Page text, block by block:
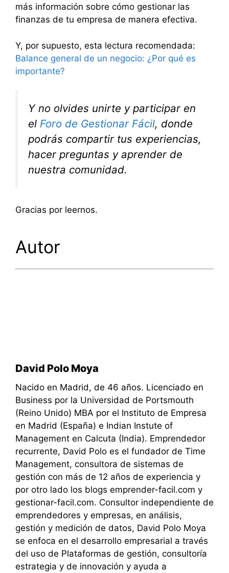
más información sobre cómo gestionar las
finanzas de tu empresa de manera efectiva.
Y, por supuesto, esta lectura recomendada:
Balance general de un negocio: ¿Por qué es
importante?
Y no olvides unirte y participar en
el Foro de Gestionar Fácil, donde
podrás compartir tus experiencias,
hacer preguntas y aprender de
nuestra comunidad.
Gracias por leernos.
Autor
David Polo Moya
Nacido en Madrid, de 46 años. Licenciado en
Business por la Universidad de Portsmouth
(Reino Unido) MBA por el Instituto de Empresa
en Madrid (España) e Indian Instute of
Management en Calcuta (India). Emprendedor
recurrente, David Polo es el fundador de Time
Management, consultora de sistemas de
gestión con más de 12 años de experiencia y
por otro lado los blogs emprender-facil.com y
gestionar-facil.com. Consultor independiente de
emprendedores y empresas, en análisis,
gestión y medición de datos, David Polo Moya
se enfoca en el desarrollo empresarial a través
del uso de Plataformas de gestión, consultoría
estrategia y de innovación y ayuda a